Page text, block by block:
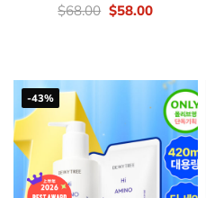
價
錢：
$68.00 Original
price
$58.00Current
-43%